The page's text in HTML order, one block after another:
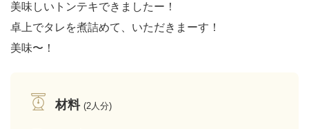
美味しいトンテキできましたー！
卓上でタレを煮詰めて、いただきまーす！
美味〜！
材料 (2人分)